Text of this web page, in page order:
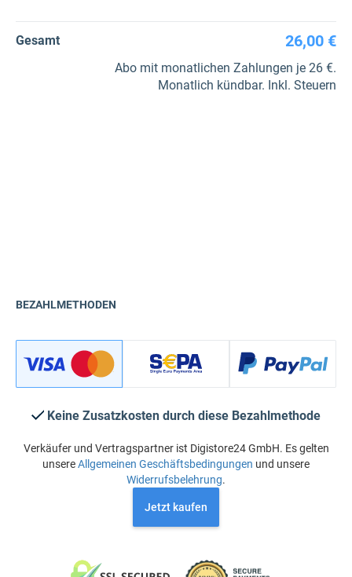
Gesamt 26,00 €
Abo mit monatlichen Zahlungen je 26 €.
Monatlich kündbar. Inkl. Steuern
BEZAHLMETHODEN
Keine Zusatzkosten durch diese Bezahlmethode
Verkäufer und Vertragspartner ist Digistore24 GmbH. Es gelten
unsereAllgemeinen Geschäftsbedingungen und unsere
Widerrufsbelehrung.
Jetzt kaufen